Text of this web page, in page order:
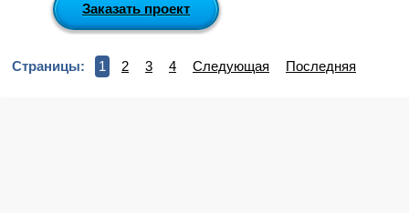
Заказать проект
Страницы: 1 2 3 4 Следующая Последняя